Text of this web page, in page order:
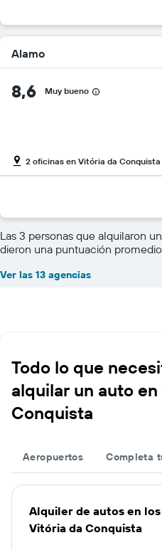
Alamo
8,6 Muy bueno
2 oficinas en Vitória da Conquista
Las 3 personas que alquilaron
dieron una puntuación
Ver las 13 agencias
Todo lo que
alquilar un auto
Conquista
Aeropuertos Completa
Alquiler de autos en
Vitória da Conquista